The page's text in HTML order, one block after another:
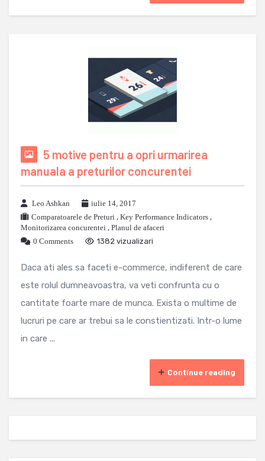
5 motive pentru a opri urmarirea
manuala a preturilor concurentei
Leo Ashkan
iulie 14, 2017
Comparatoarele de Preturi , Key Performance Indicators ,
Monitorizarea concurentei , Planul de afaceri
0 Comments
1382 vizualizari
Daca ati ales sa faceti e-commerce, indiferent de care
este rolul dumneavoastra, va veti confrunta cu o
cantitate foarte mare de munca. Exista o multime de
lucruri pe care ar trebui sa le constientizati. Intr-o lume
in care ...
Continue reading